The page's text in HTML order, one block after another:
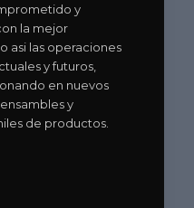
y
la mejor
asi las operaciones
y futuros,
en nuevos
y
de productos.